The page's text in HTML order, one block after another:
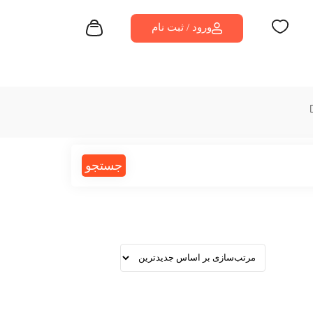
ورود / ثبت نام
جستجو